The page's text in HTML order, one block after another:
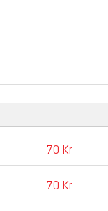
70 Kr
70 Kr